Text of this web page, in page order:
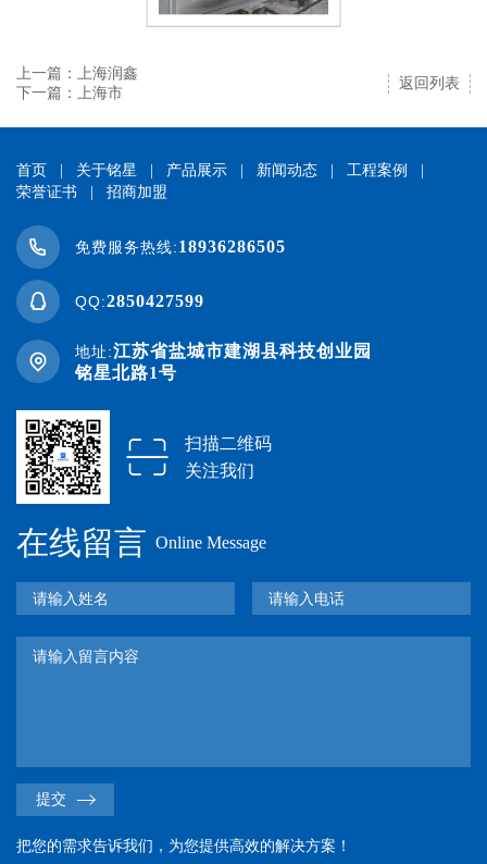
上一篇：上海润鑫
返回列表
下一篇：上海市
首页 关于铭星 产品展示 新闻动态 工程案例
荣誉证书
招商加盟
免费服务热线:18936286505
QQ:2850427599
地址:江苏省盐城市建湖县科技创业园
铭星北路1号
扫描二维码
关注我们
在线留言 Online Message
提交
把您的需求告诉我们，为您提供高效的解决方案！